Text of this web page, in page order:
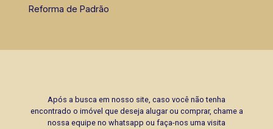
Reforma de Padrão
Após a busca em nosso site, caso você não tenha
encontrado o imóvel que deseja alugar ou comprar, chame a
nossa equipe no whatsapp ou faça-nos uma visita